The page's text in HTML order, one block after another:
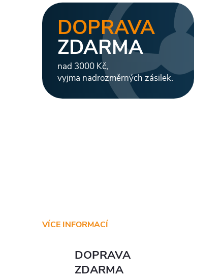
DOPRAVA
ZDARMA
nad 3000 Kč,
vyjma nadrozměrných zásilek.
VÍCE INFORMACÍ
DOPRAVA
ZDARMA